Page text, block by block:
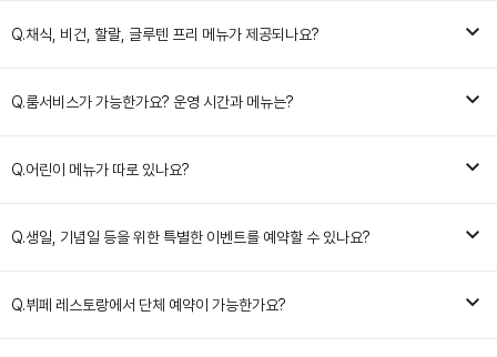
Q.채식, 비건, 할랄, 글루텐 프리 메뉴가 제공되나요?
Q.룸서비스가 가능한가요? 운영 시간과 메뉴는?
Q.어린이 메뉴가 따로 있나요?
Q.생일, 기념일 등을 위한 특별한 이벤트를 예약할 수 있나요?
Q.뷔페 레스토랑에서 단체 예약이 가능한가요?